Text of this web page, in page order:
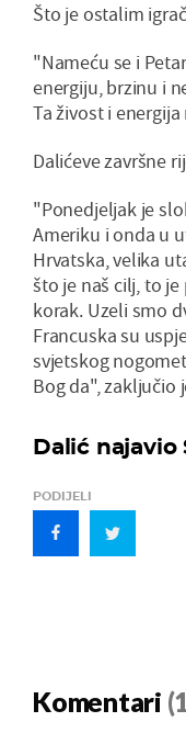
Što je ostalim
"Nameću se i
energiju, brzinu i
Ta živost i
Dalićeve završne
"Ponedjeljak je
Ameriku i onda u
Hrvatska, velika
što je naš cilj, to
korak. Uzeli smo
Francuska su
svjetskog
Bog da", zaključio
Dalić
PODIJELI
Komentari